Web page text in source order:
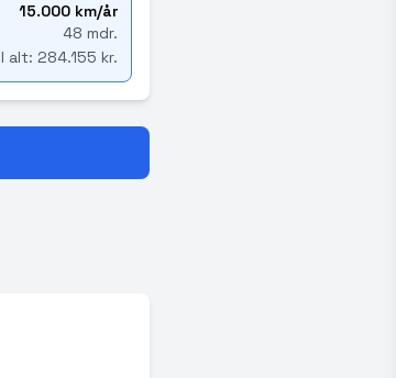
15.000 km/år
48 mdr.
I alt: 284.155 kr.